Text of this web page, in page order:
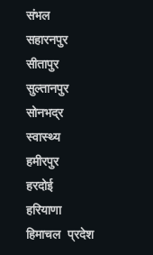
संभल
सहारनपुर
सीतापुर
सुल्तानपुर
सोनभद्र
स्वास्थ्य
हमीरपुर
हरदोई
हरियाणा
हिमाचल प्रदेश